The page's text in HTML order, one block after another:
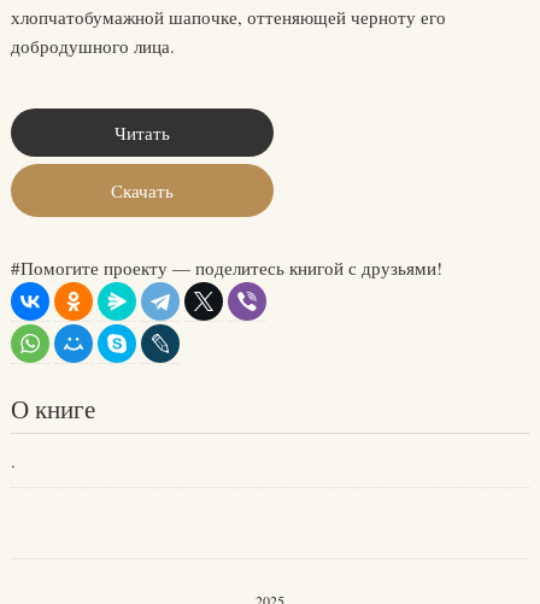
хлопчатобумажной шапочке, оттеняющей черноту его
добродушного лица.
Читать
Скачать
#Помогите проекту — поделитесь книгой с друзьями!
О книге
.